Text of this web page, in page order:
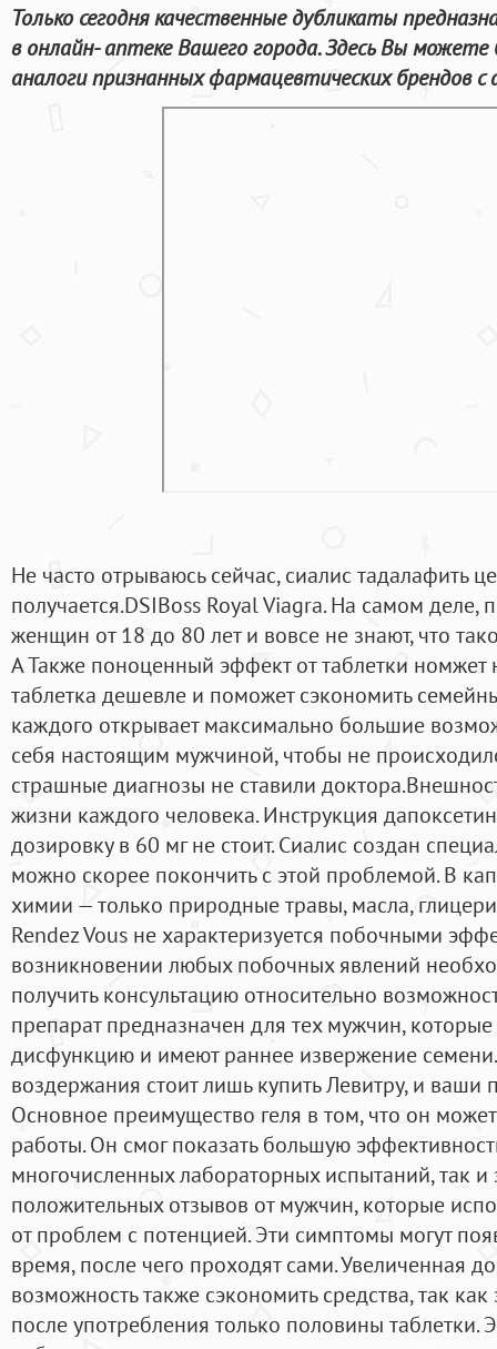
Только сегодня качественные дубликаты
в онлайн- аптеке Вашего города. Здесь Вы
аналоги признанных фармацевтических брендов
Не часто отрываюсь сейчас, сиалис тадалафить
получается.DSIBoss Royal Viagra. На самом
женщин от 18 до 80 лет и вовсе не знают, что
А Также поноценный эффект от таблетки номжет
таблетка дешевле и поможет сэкономить
каждого открывает максимально большие
себя настоящим мужчиной, чтобы не
страшные диагнозы не ставили
жизни каждого человека. Инструкция
дозировку в 60 мг не стоит. Сиалис создан
можно скорее покончить с этой проблемой. В
химии — только природные травы, масла,
Rendez Vous не характеризуется побочными
возникновении любых побочных явлений
получить консультацию относительно
препарат предназначен для тех мужчин,
дисфункцию и имеют раннее извержение
воздержания стоит лишь купить Левитру, и ваши
Основное преимущество геля в том, что он
работы. Он смог показать большую
многочисленных лабораторных испытаний, так
положительных отзывов от мужчин, которые
от проблем с потенцией. Эти симптомы могут
время, после чего проходят сами. Увеличенная
возможность также сэкономить средства, так
после употребления только половины таблетки.